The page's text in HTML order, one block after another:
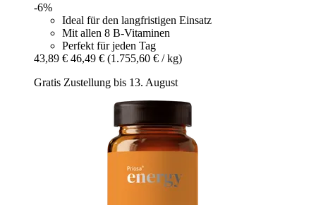
-6%
Ideal für den langfristigen Einsatz
Mit allen 8 B-Vitaminen
Perfekt für jeden Tag
43,89 € 46,49 € (1.755,60 € / kg)
Gratis Zustellung bis 13. August